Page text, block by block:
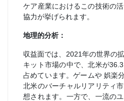
ケア産業におけるこの技術の
協力が挙げられます。
地理的分析：
収益面では、2021年の世界の
キット市場の中で、北米が
占めています。ゲームや 娯楽
北米のバーチャルリアリティ
想されます。一方で、一流の